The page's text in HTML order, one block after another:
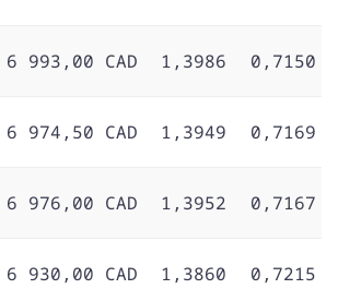
6 993,00 CAD 1,3986 0,7150
6 974,50 CAD 1,3949 0,7169
6 976,00 CAD 1,3952 0,7167
6 930,00 CAD 1,3860 0,7215